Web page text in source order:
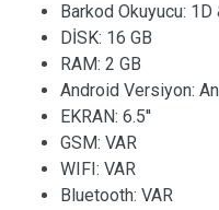
Barkod Okuyucu: 1D
DİSK: 16 GB
RAM: 2 GB
Android Versiyon:
EKRAN: 6.5''
GSM: VAR
WIFI: VAR
Bluetooth: VAR